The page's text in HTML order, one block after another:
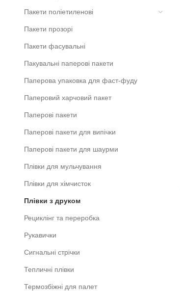
Пакети поліетиленові
Пакети прозорі
Пакети фасувальні
Пакувальні паперові пакети
Паперова упаковка для фаст-фуду
Паперовий харчовий пакет
Паперові пакети
Паперові пакети для випічки
Паперові пакети для шаурми
Плівки для мульчування
Плівки для хімчисток
Плівки з друком
Рециклінг та переробка
Рукавички
Сигнальні стрічки
Тепличні плівки
Термозбіжні для палет